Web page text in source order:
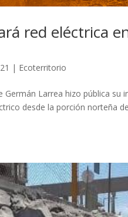
red eléctrica
| Ecoterritorio
Larrea hizo pública
desde la porción norteña